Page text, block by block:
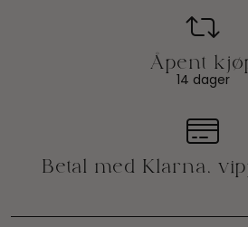
14 dager